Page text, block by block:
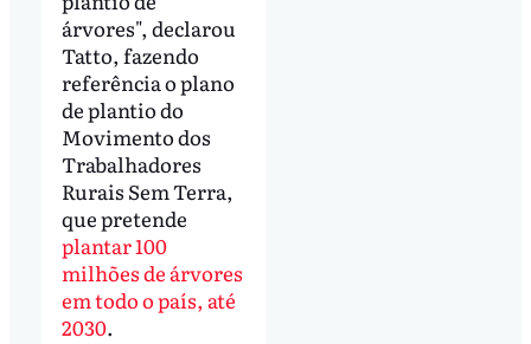
árvores", declarou
Tatto, fazendo
referência o plano
de plantio do
Movimento dos
Trabalhadores
Rurais Sem Terra,
que pretende
plantar 100
milhões de árvores
em todo o país, até
2030.